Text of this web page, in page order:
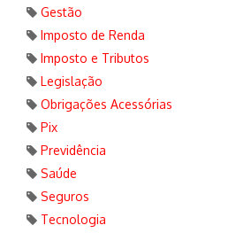
Gestão
Imposto de Renda
Imposto e Tributos
Legislação
Obrigações Acessórias
Pix
Previdência
Saúde
Seguros
Tecnologia